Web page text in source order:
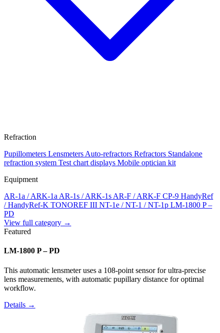
Refraction
Pupillometers Lensmeters Auto-refractors Refractors Standalone
refraction system Test chart displays Mobile optician kit
Equipment
AR-1a / ARK-1a AR-1s / ARK-1s AR-F / ARK-F CP-9 HandyRef
/ HandyRef-K TONOREF III NT-1e / NT-1 / NT-1p LM-1800 P –
PD
View full category →
Featured
LM-1800 P – PD
This automatic lensmeter uses a 108-point sensor for ultra-precise
lens measurements, with automatic pupillary distance for optimal
workflow.
Details →